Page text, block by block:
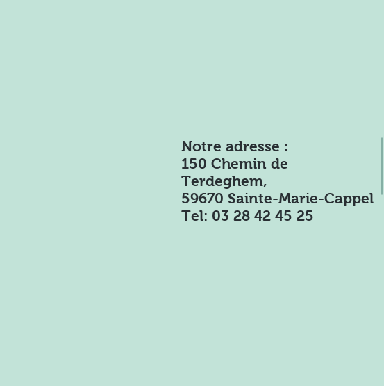
Notre adresse :
150 Chemin de
Terdeghem,
59670 Sainte-Marie-Cappel
Tel: 03 28 42 45 25